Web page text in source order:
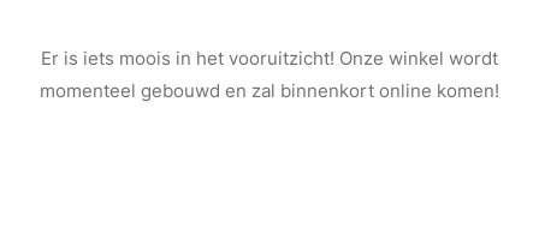
Er is iets moois in het vooruitzicht! Onze winkel wordt
momenteel gebouwd en zal binnenkort online komen!